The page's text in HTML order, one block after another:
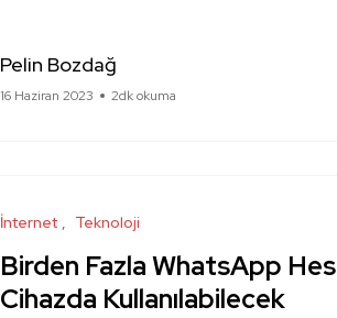
Pelin Bozdağ
16 Haziran 2023 2dk okuma
İnternet Teknoloji
Birden Fazla WhatsApp
Cihazda Kullanılabilecek